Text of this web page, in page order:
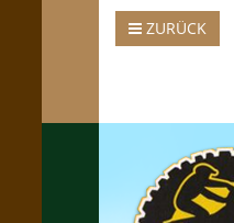
ZURÜCK